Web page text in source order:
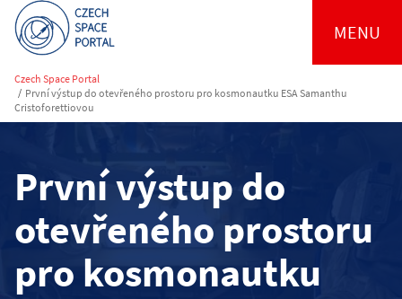
MENU
Czech Space Portal
/ První výstup do otevřeného prostoru pro kosmonautku ESA Samanthu
Cristoforettiovou
První výstup do
otevřeného prostoru
pro kosmonautku